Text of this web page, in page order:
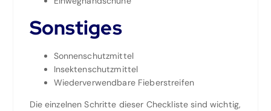
Sonstiges
Sonnenschutzmittel
Insektenschutzmittel
Wiederverwendbare Fieberstreifen
Die einzelnen Schritte dieser Checkliste sind wichtig,